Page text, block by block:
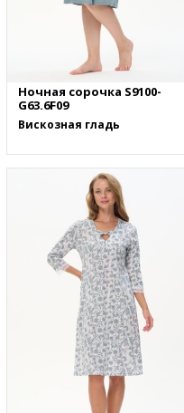
Ночная сорочка S9100-
G63.6F09
Вискозная гладь